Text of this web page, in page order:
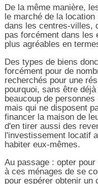
De la même manière,
le marché de la
dans les centres-villes,
pas forcément dans les
plus agréables en
Des types de biens
forcément pour de
recherchés pour une
pourquoi, sans être
beaucoup de
mais qui ne disposent
financer la maison de
d'en tirer aussi des
l'investissement locatif
habiter eux-mêmes.
Au passage : opter
à ces ménages de se
pour espérer obtenir un